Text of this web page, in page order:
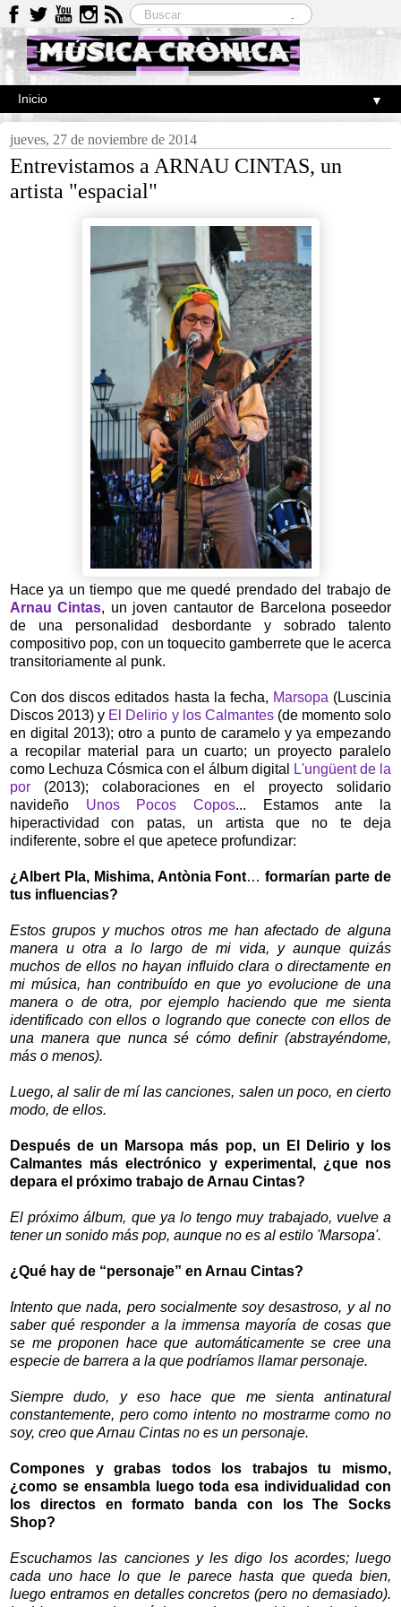
▼
jueves, 27 de noviembre de 2014
Entrevistamos a ARNAU CINTAS, un
artista "espacial"
Hace ya un tiempo que me quedé prendado del trabajo de
Arnau Cintas, un joven cantautor de Barcelona poseedor
de una personalidad desbordante y sobrado talento
compositivo pop, con un toquecito gamberrete que le acerca
transitoriamente al punk.
Con dos discos editados hasta la fecha, Marsopa (Luscinia
Discos 2013) y El Delirio y los Calmantes(de momento solo
en digital 2013); otro a punto de caramelo y ya empezando
a recopilar material para un cuarto; un proyecto paralelo
como Lechuza Cósmica con el álbum digital
L'ungüent de la
por (2013); colaboraciones en el proyecto solidario
navideño Unos Pocos Copos... Estamos ante la
hiperactividad con patas, un artista que no te deja
indiferente, sobre el que apetece profundizar:
¿Albert Pla, Mishima, Antònia Font…formarían parte de
tus influencias?
Estos grupos y muchos otros me han afectado de alguna
manera u otra a lo largo de mi vida, y aunque quizás
muchos de ellos no hayan influido clara o directamente en
mi música, han contribuído en que yo evolucione de una
manera o de otra, por ejemplo haciendo que me sienta
identificado con ellos o logrando que conecte con ellos de
una manera que nunca sé cómo definir (abstrayéndome,
más o menos).
Luego, al salir de mí las canciones, salen un poco, en cierto
modo, de ellos.
Después de un Marsopa más pop, un El Delirio y los
Calmantes más electrónico y experimental, ¿que nos
depara el próximo trabajo de Arnau Cintas?
El próximo álbum, que ya lo tengo muy trabajado, vuelve a
tener un sonido más pop, aunque no es al estilo 'Marsopa'.
¿Qué hay de “personaje” en Arnau Cintas?
Intento que nada, pero socialmente soy desastroso, y al no
saber qué responder a la immensa mayoría de cosas que
se me proponen hace que automáticamente se cree una
especie de barrera a la que podríamos llamar personaje.
Siempre dudo, y eso hace que me sienta antinatural
constantemente, pero como intento no mostrarme como no
soy, creo que Arnau Cintas no es un personaje.
Compones y grabas todos los trabajos tu mismo,
¿como se ensambla luego toda esa individualidad con
los directos en formato banda con los The Socks
Shop?
Escuchamos las canciones y les digo los acordes; luego
cada uno hace lo que le parece hasta que queda bien,
luego entramos en detalles concretos (pero no demasiado).